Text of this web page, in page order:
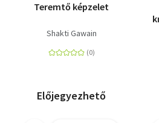
Teremtő képzelet
Shakti Gawain
Előjegyezhető